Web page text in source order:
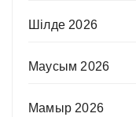
Шілде 2026
Маусым 2026
Мамыр 2026